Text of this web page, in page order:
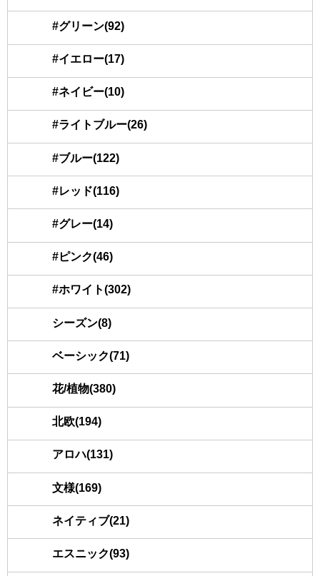
#グリーン(92)
#イエロー(17)
#ネイビー(10)
#ライトブルー(26)
#ブルー(122)
#レッド(116)
#グレー(14)
#ピンク(46)
#ホワイト(302)
シーズン(8)
ベーシック(71)
花/植物(380)
北欧(194)
アロハ(131)
文様(169)
ネイティブ(21)
エスニック(93)